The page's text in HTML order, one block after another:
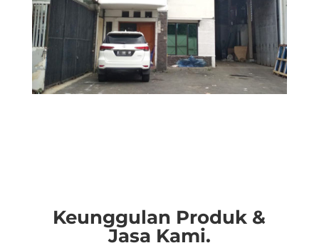
Keunggulan Produk &
Jasa Kami.